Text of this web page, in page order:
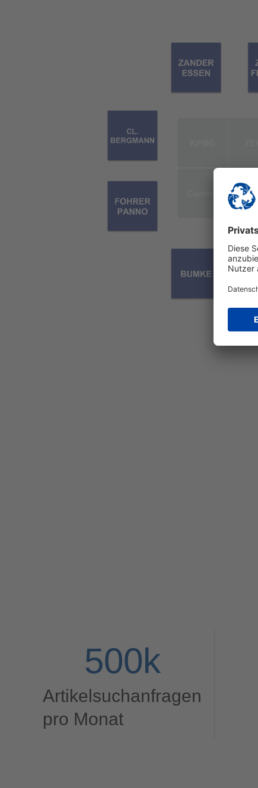
Artikelsuchanfragen
pro Monat
500k